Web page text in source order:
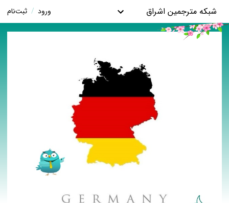
شبکه مترجمین اشراق ورود / ثبت‌نام